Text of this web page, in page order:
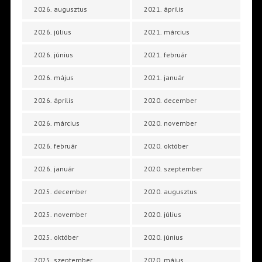
2026. augusztus
2026. július
2026. június
2026. május
2026. április
2026. március
2026. február
2026. január
2025. december
2025. november
2025. október
2025. szeptember
2021. április
2021. március
2021. február
2021. január
2020. december
2020. november
2020. október
2020. szeptember
2020. augusztus
2020. július
2020. június
2020. május